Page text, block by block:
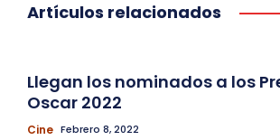
Artículos relacionados
Llegan los nominados a los
Oscar 2022
Cine Febrero 8, 2022